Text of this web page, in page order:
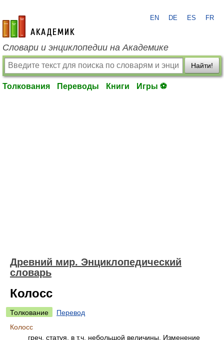
academic.ru
EN DE ES FR
Словари и энциклопедии на Академике
Найти!
Толкования Переводы Книги Игры ⚽
Древний мир. Энциклопедический
словарь
Колосс
Толкование
Перевод
Колосс
греч. статуя, в т.ч. небольшой величины. Изменение